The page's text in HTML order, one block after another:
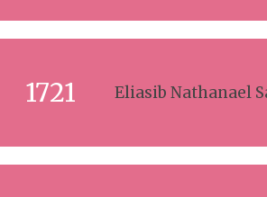
1721 Eliasib Nathanael